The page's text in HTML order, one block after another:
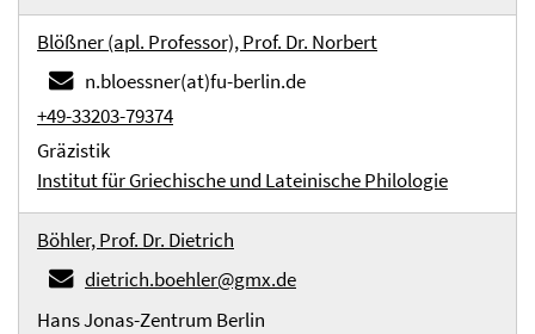
Blößner (apl. Professor), Prof. Dr. Norbert
n.bloessner(at)fu-berlin.de
+49-33203-79374
Gräzistik
Institut für Griechische und Lateinische Philologie
Böhler, Prof. Dr. Dietrich
dietrich.boehler@gmx.de
Hans Jonas-Zentrum Berlin